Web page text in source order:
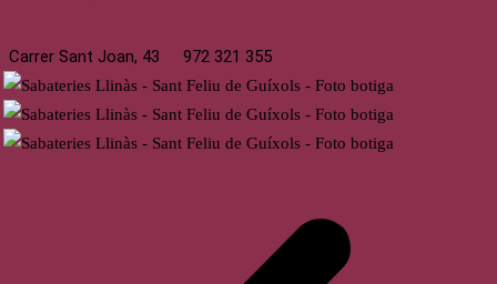
Carrer Sant Joan, 43 972 321 355